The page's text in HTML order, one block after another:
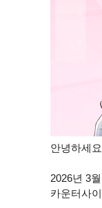
안녕하세
2026년 3
카운터사